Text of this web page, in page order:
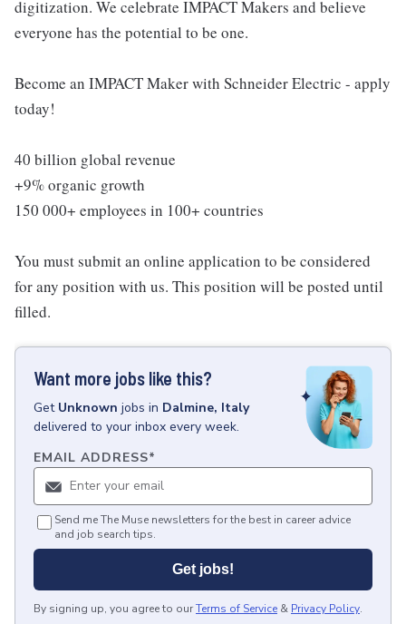
digitization. We celebrate IMPACT Makers and believe
everyone has the potential to be one.
Become an IMPACT Maker with Schneider Electric - apply
today!
40 billion global revenue
+9% organic growth
150 000+ employees in 100+ countries
You must submit an online application to be considered
for any position with us. This position will be posted until
filled.
Want more jobs like this?
Get Unknown jobs in Dalmine, Italy
delivered to your inbox every week.
EMAIL ADDRESS*
Send me The Muse newsletters for the best in career advice
and job search tips.
Get jobs!
By signing up, you agree to ourTerms of Service & Privacy Policy.